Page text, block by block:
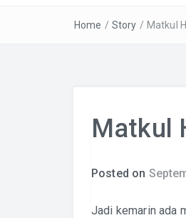
Home / Story / Matkul
Matkul
Posted on
Jadi kemarin ada